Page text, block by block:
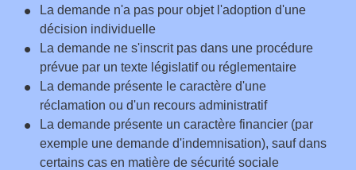
La demande n'a pas pour objet l'adoption d'une
décision individuelle
La demande ne s'inscrit pas dans une procédure
prévue par un texte législatif ou réglementaire
La demande présente le caractère d'une
réclamation ou d'un recours administratif
La demande présente un caractère financier (par
exemple une demande d'indemnisation), sauf dans
certains cas en matière de sécurité sociale